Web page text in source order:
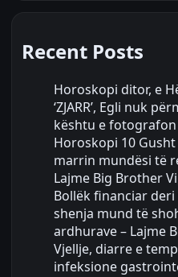
Recent Posts
Horoskopi ditor, e
‘ZJARR’, Egli nuk
kështu e
Horoskopi 10
marrin mundësi të
Lajme Big Brother
Bollëk financiar
shenja mund të
ardhurave – Lajme
Vjellje, diarre e
infeksione